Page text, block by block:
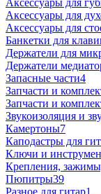
Аксессуары для
Аксессуары для
Банкетки для
Держатели для
Держатели
Запасные части4
Запчасти и
Запчасти и
Звукоизоляция и
Камертоны7
Каподастры для
Ключи и
Крепления,
Пюпитры39
Разное для гитар1